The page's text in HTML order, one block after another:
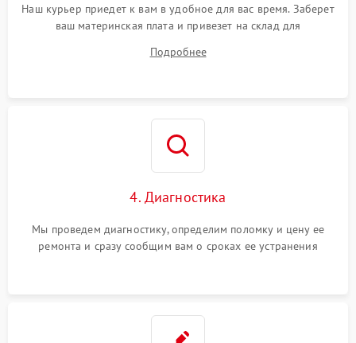
Наш курьер приедет к вам в удобное для вас время. Заберет
ваш материнская плата и привезет на склад для
Подробнее
4. Диагностика
Мы проведем диагностику, определим поломку и цену ее
ремонта и сразу сообщим вам о сроках ее устранения